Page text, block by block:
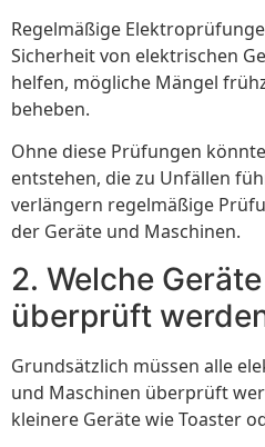
Regelmäßige
Sicherheit von elektrischen
helfen, mögliche Mängel
beheben.
Ohne diese Prüfungen
entstehen, die zu Unfällen
verlängern regelmäßige
der Geräte und Maschinen.
2. Welche
überprüft
Grundsätzlich müssen alle
und Maschinen überprüft
kleinere Geräte wie Toaster